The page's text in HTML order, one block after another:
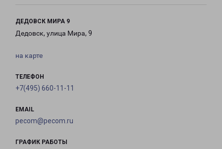
ДЕДОВСК МИРА 9
Дедовск, улица Мира, 9
на карте
ТЕЛЕФОН
+7(495) 660-11-11
EMAIL
pecom@pecom.ru
ГРАФИК РАБОТЫ